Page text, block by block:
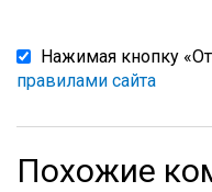
Нажимая кнопку
правилами сайта
Похожие